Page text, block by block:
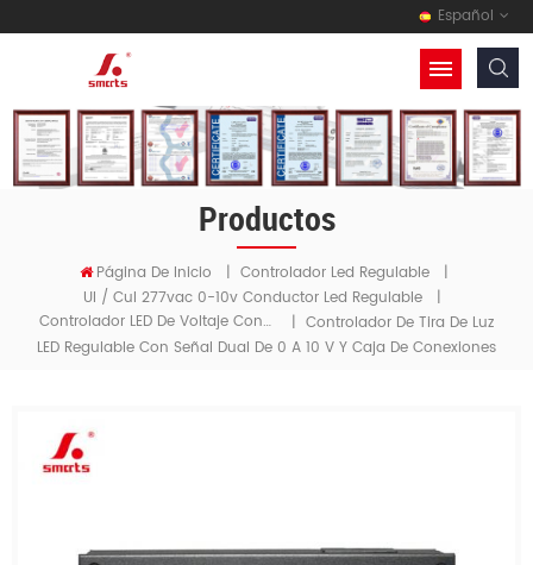
Español
Productos
Página De Inicio | Controlador Led Regulable
|
Ul / Cul 277vac 0-10v Conductor Led Regulable
|
Controlador LED De Voltaje Constante Regulable De 0 A 10 V Con Señal Dual De 0 A 10 V
| Controlador De Tira De Luz
LED Regulable Con Señal Dual De 0 A 10 V Y Caja De Conexiones